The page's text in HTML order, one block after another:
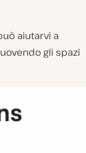
aiutarvi a
gli spazi